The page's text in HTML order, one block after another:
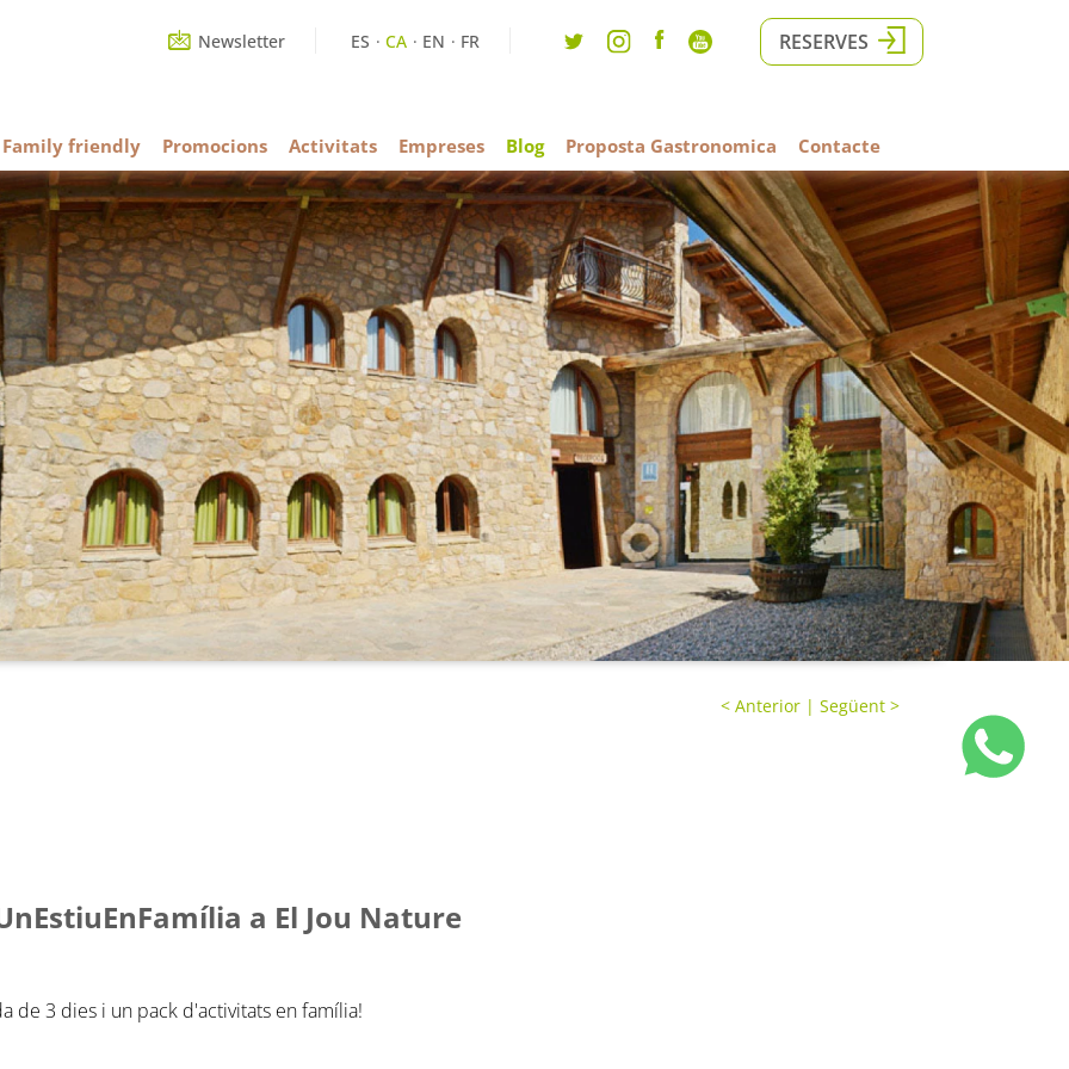
Newsletter ES CA EN FR RESERVES
Family friendly Promocions Activitats Empreses Blog Proposta Gastronomica Contacte
< Anterior | Següent >
a El Jou Nature
de 3 dies i un pack d'activitats en família!